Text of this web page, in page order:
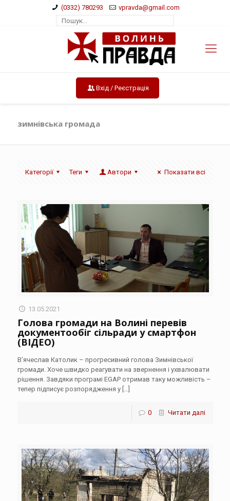
(0332) 780293 vpravda@gmail.com
Вхід / Реєстрація
зимнівська громада
Категорії Теги Автори Показати всі
13.05.2021
Голова громади на Волині перевів
документообіг сільради у смартфон
(ВІДЕО)
В’ячеслав Католик – прогресивний голова Зимнівської
громади. Хоче швидко реагувати на звернення і ухвалювати
рішення. Завдяки програмі EGAP отримав таку можливість –
тепер підписує розпорядження у[…]
0 Читати далі